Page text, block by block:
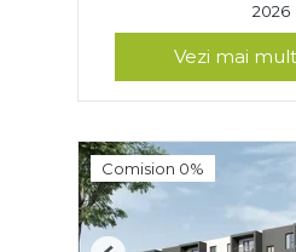
2026
Vezi mai
Comision 0%